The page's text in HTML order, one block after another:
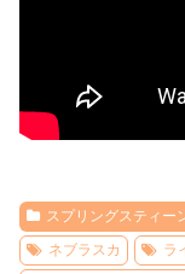
スプリングスティー
ネブラスカ
ラ